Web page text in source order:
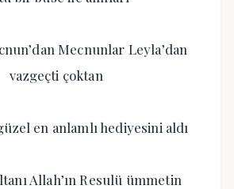
Mecnunlar Leyla’dan
vazgeçti çoktan
en anlamlı hediyesini aldı
Allah’ın Resulü ümmetin